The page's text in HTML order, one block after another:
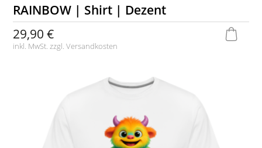
RAINBOW | Shirt | Dezent
29,90 €
inkl. MwSt. zzgl.Versandkosten